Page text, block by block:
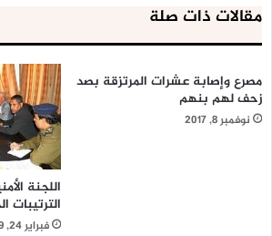
وفضحها أمام الرأي العام.
مقالات ذات صلة
مصرع وإصابة عشرات المرتزقة بصد
زحف لهم بنهم
نوفمبر 8, 2017
اللجنة
الترتيبات
فبراير 24, 2019